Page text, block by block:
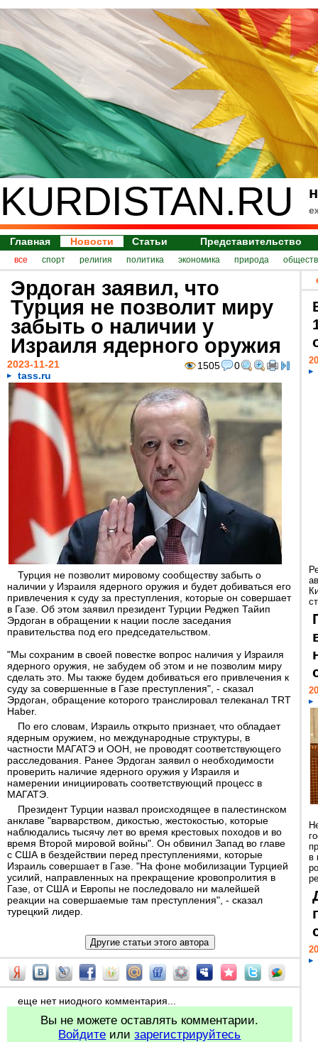
KURDISTAN.RU
Главная Новости Статьи Представительство
все спорт религия политика экономика природа
Эрдоган заявил, что
Турция не позволит миру
забыть о наличии у
Израиля ядерного оружия
1505 0
2023-11-21
tass.ru
Турция не позволит мировому сообществу забыть о
наличии у Израиля ядерного оружия и будет добиваться его
привлечения к суду за преступления, которые он совершает
в Газе. Об этом заявил президент Турции Реджеп Тайип
Эрдоган в обращении к нации после заседания
правительства под его председательством.
"Мы сохраним в своей повестке вопрос наличия у Израиля
ядерного оружия, не забудем об этом и не позволим миру
сделать это. Мы также будем добиваться его привлечения к
суду за совершенные в Газе преступления", - сказал
Эрдоган, обращение которого транслировал телеканал TRT
Haber.
По его словам, Израиль открыто признает, что обладает
ядерным оружием, но международные структуры, в
частности МАГАТЭ и ООН, не проводят соответствующего
расследования. Ранее Эрдоган заявил о необходимости
проверить наличие ядерного оружия у Израиля и
намерении инициировать соответствующий процесс в
МАГАТЭ.
Президент Турции назвал происходящее в палестинском
анклаве "варварством, дикостью, жестокостью, которые
наблюдались тысячу лет во время крестовых походов и во
время Второй мировой войны". Он обвинил Запад во главе
с США в бездействии перед преступлениями, которые
Израиль совершает в Газе. "На фоне мобилизации Турцией
усилий, направленных на прекращение кровопролития в
Газе, от США и Европы не последовало ни малейшей
реакции на совершаемые там преступления", - сказал
турецкий лидер.
еще нет ниодного комментария...
Вы не можете оставлять комментарии.
Войдите илизарегистрируйтесь
в